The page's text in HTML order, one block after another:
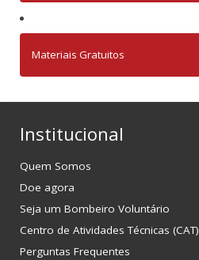
Materiais Gratuitos
Institucional
Quem Somos
Doe agora
Seja um Bombeiro Voluntário
Centro de Atividades Técnicas (CAT)
Perguntas Frequentes